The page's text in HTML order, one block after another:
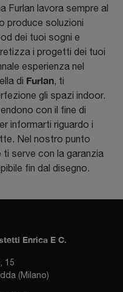
Furlan lavora sempre al
produce soluzioni
dei tuoi sogni e
i progetti dei tuoi
esperienza nel
di Furlan, ti
gli spazi indoor.
con il fine di
informarti riguardo i
Nel nostro punto
serve con la garanzia
fin dal disegno.
Enrica E C.
15
(Milano)